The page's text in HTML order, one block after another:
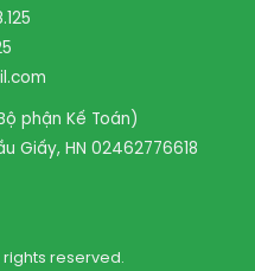
phận Kế Toán)
Giấy, HN 02462776618
rights reserved.